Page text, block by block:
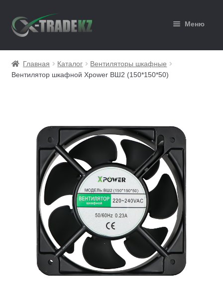
Перейти
к
Перейти
к
Меню
Главная
Каталог
Мой аккаунт
Оформление заказа
Главная Каталог
Вентиляторы шкафные
Вентилятор шкафной Xpower ВШ2 (150*150*50)